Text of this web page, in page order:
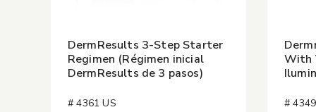
DermResults 3-Step Starter
Regimen (Régimen inicial
DermResults de 3 pasos)
# 4361 US
With
#